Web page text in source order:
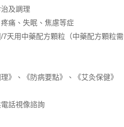
及調理
痛、失眠、焦慮等症
天用中藥配方顆粒（中藥配方顆粒需
》、《防病要點》、《艾灸保健》
話視像諮詢